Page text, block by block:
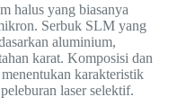
halus yang biasanya
Serbuk SLM yang
aluminium,
karat. Komposisi dan
karakteristik
laser selektif.